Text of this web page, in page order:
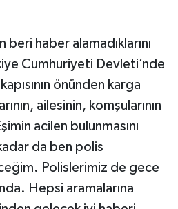
beri haber alamadıklarını
Cumhuriyeti Devleti’nde
önünden karga
ailesinin, komşularının
acilen bulunmasını
da ben polis
Polislerimiz de gece
Hepsi aramalarına